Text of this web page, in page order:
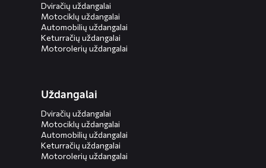
Dviračių uždangalai
Motociklų uždangalai
Automobilių uždangalai
Keturračių uždangalai
Motorolerių uždangalai
Uždangalai
Dviračių uždangalai
Motociklų uždangalai
Automobilių uždangalai
Keturračių uždangalai
Motorolerių uždangalai